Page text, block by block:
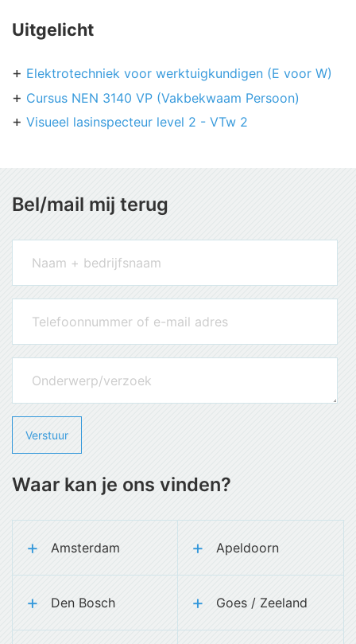
Uitgelicht
Elektrotechniek voor werktuigkundigen (E voor W)
Cursus NEN 3140 VP (Vakbekwaam Persoon)
Visueel lasinspecteur level 2 - VTw 2
Bel/mail mij terug
Waar kan je ons vinden?
Amsterdam Apeldoorn
Den Bosch Goes / Zeeland